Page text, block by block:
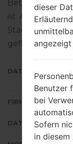
ist Android S
Standart -
geflascht wird,
DATEINAME
FIRMWARE TYP
DATEIGRÖSSE
dieser
Benutzer
bei
Sofern
in